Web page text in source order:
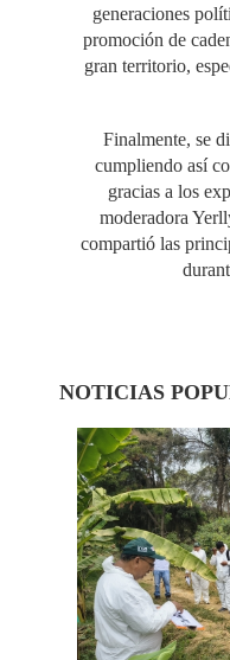
generaciones
promoción de
gran territorio,
Finalmente, se
cumpliendo así
gracias a los
moderadora
compartió las
NOTICIAS